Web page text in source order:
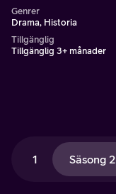
Genrer
Drama, Historia
Tillgänglig
Tillgänglig 3+ månader
1 Säsong 2